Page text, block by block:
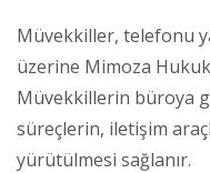
Müvekkiller, telefonu
üzerine Mimoza
Müvekkillerin büroya
süreçlerin, iletişim
yürütülmesi sağlanır.